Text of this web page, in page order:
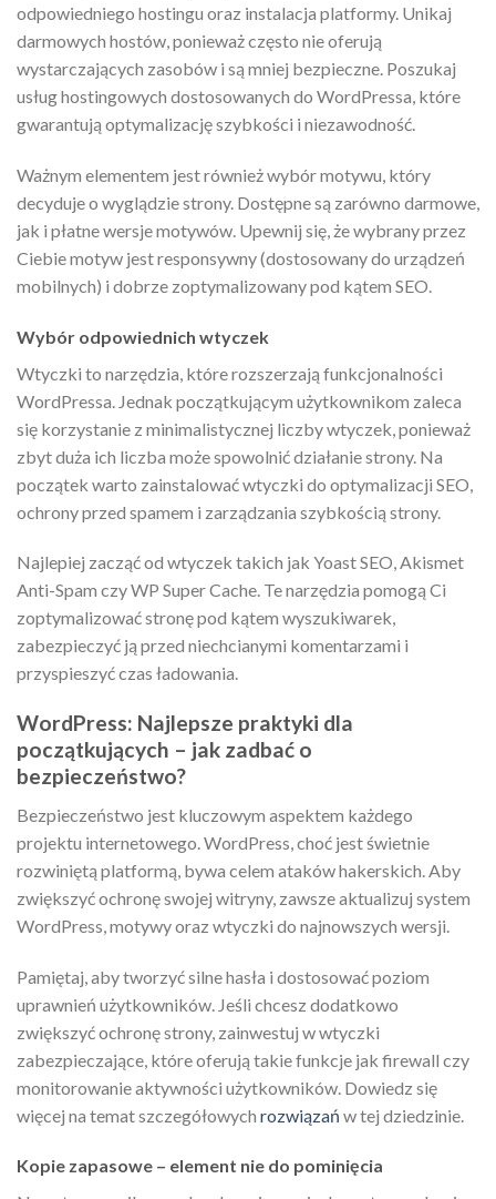
odpowiedniego hostingu oraz instalacja platformy. Unikaj
darmowych hostów, ponieważ często nie oferują
wystarczających zasobów i są mniej bezpieczne. Poszukaj
usług hostingowych dostosowanych do WordPressa, które
gwarantują optymalizację szybkości i niezawodność.
Ważnym elementem jest również wybór motywu, który
decyduje o wyglądzie strony. Dostępne są zarówno darmowe,
jak i płatne wersje motywów. Upewnij się, że wybrany przez
Ciebie motyw jest responsywny (dostosowany do urządzeń
mobilnych) i dobrze zoptymalizowany pod kątem SEO.
Wybór odpowiednich wtyczek
Wtyczki to narzędzia, które rozszerzają funkcjonalności
WordPressa. Jednak początkującym użytkownikom zaleca
się korzystanie z minimalistycznej liczby wtyczek, ponieważ
zbyt duża ich liczba może spowolnić działanie strony. Na
początek warto zainstalować wtyczki do optymalizacji SEO,
ochrony przed spamem i zarządzania szybkością strony.
Najlepiej zacząć od wtyczek takich jak Yoast SEO, Akismet
Anti-Spam czy WP Super Cache. Te narzędzia pomogą Ci
zoptymalizować stronę pod kątem wyszukiwarek,
zabezpieczyć ją przed niechcianymi komentarzami i
przyspieszyć czas ładowania.
WordPress: Najlepsze praktyki dla
początkujących – jak zadbać o
bezpieczeństwo?
Bezpieczeństwo jest kluczowym aspektem każdego
projektu internetowego. WordPress, choć jest świetnie
rozwiniętą platformą, bywa celem ataków hakerskich. Aby
zwiększyć ochronę swojej witryny, zawsze aktualizuj system
WordPress, motywy oraz wtyczki do najnowszych wersji.
Pamiętaj, aby tworzyć silne hasła i dostosować poziom
uprawnień użytkowników. Jeśli chcesz dodatkowo
zwiększyć ochronę strony, zainwestuj w wtyczki
zabezpieczające, które oferują takie funkcje jak firewall czy
monitorowanie aktywności użytkowników. Dowiedz się
więcej na temat szczegółowych rozwiązań w tej dziedzinie.
Kopie zapasowe – element nie do pominięcia